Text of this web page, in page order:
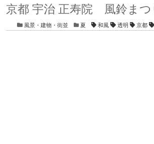
京都 宇治 正寿院 風鈴ま
カテゴリー
風景・建物・街並 カテゴリー
夏 タグ和風 透明 京都